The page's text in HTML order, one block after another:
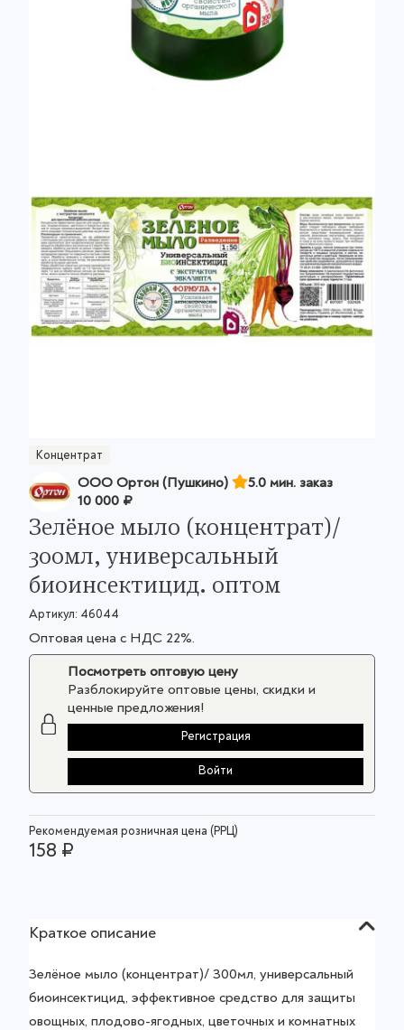
Концентрат
ООО Ортон (Пушкино)
5.0 мин. заказ
10 000 ₽
Зелёное мыло (концентрат)/
300мл, универсальный
биоинсектицид. оптом
Артикул: 46044
Оптовая цена с НДС 22%.
Посмотреть оптовую цену
Разблокируйте оптовые цены, скидки и
ценные предложения!
Регистрация
Войти
Рекомендуемая розничная цена (РРЦ)
158 ₽
Краткое описание
Зелёное мыло (концентрат)/ 300мл, универсальный
биоинсектицид, эффективное средство для защиты
овощных, плодово-ягодных, цветочных и комнатных